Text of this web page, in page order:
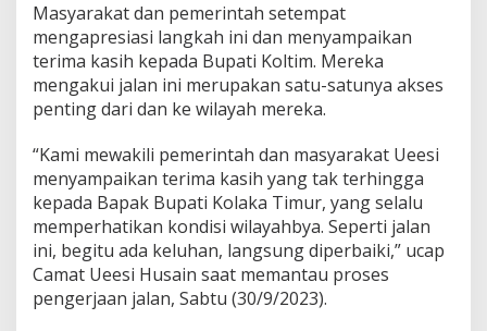
Masyarakat dan pemerintah setempat
mengapresiasi langkah ini dan menyampaikan
terima kasih kepada Bupati Koltim. Mereka
mengakui jalan ini merupakan satu-satunya akses
penting dari dan ke wilayah mereka.
“Kami mewakili pemerintah dan masyarakat Ueesi
menyampaikan terima kasih yang tak terhingga
kepada Bapak Bupati Kolaka Timur, yang selalu
memperhatikan kondisi wilayahbya. Seperti jalan
ini, begitu ada keluhan, langsung diperbaiki,” ucap
Camat Ueesi Husain saat memantau proses
pengerjaan jalan, Sabtu (30/9/2023).